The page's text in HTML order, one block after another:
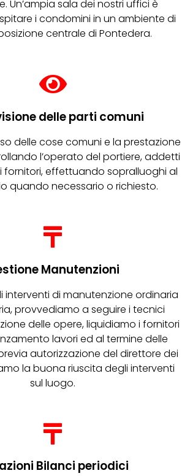
Un’ampia sala dei nostri uffici è
i condomini in un ambiente di
centrale di Pontedera.
delle parti comuni
delle cose comuni e la prestazione
l’operato del portiere, addetti
fornitori, effettuando sopralluoghi al
quando necessario o richiesto.
Manutenzioni
interventi di manutenzione ordinaria
provvediamo a seguire i tecnici
delle opere, liquidiamo i fornitori
lavori ed al termine delle
autorizzazione del direttore dei
la buona riuscita degli interventi
sul luogo.
Bilanci periodici